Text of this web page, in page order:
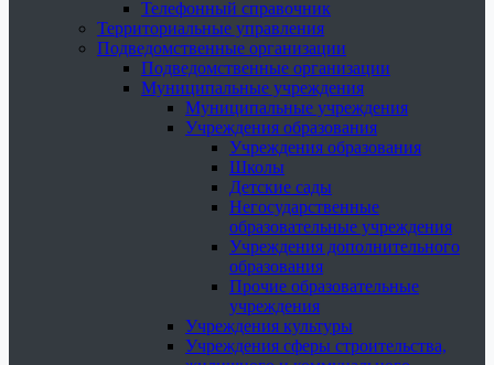
Телефонный справочник
Территориальные управления
Подведомственные организации
Подведомственные организации
Муниципальные учреждения
Муниципальные учреждения
Учреждения образования
Учреждения образования
Школы
Детские сады
Негосударственные
образовательные учреждения
Учреждения дополнительного
образования
Прочие образовательные
учреждения
Учреждения культуры
Учреждения сферы строительства,